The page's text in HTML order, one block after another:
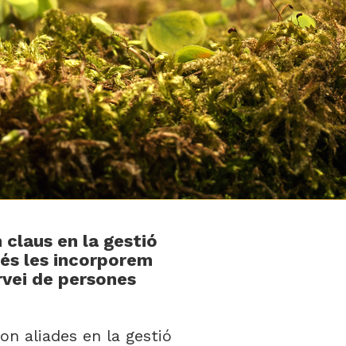
claus en la gestió
les incorporem
de persones
aliades en la gestió